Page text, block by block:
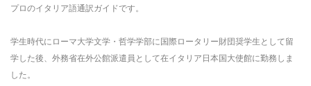
プロのイタリア語通訳ガイドです。
学生時代にローマ大学文学・哲学学部に国際ロータリー財団奨学生として留
学した後、外務省在外公館派遣員として在イタリア日本国大使館に勤務しま
した。